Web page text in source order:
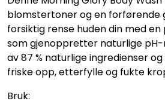
blomstertoner og en forførende
forsiktig rense huden din med
som gjenoppretter naturlige pH-
av 87 % naturlige ingredienser
friske opp, etterfylle og fukte
Bruk: